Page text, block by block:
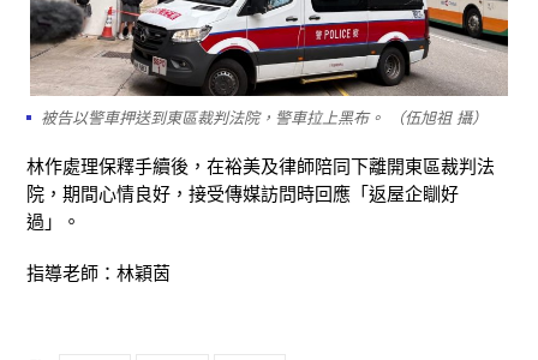
被告以警車押送到東區裁判法院，警車拉上黑布。 （伍旭祖 攝）
林作處理保釋手續後，在裕美及律師陪同下離開東區裁判法
院，期間心情良好，接受傳媒訪問時回應「返屋企瞓好
過」。
指導老師：林穎茵